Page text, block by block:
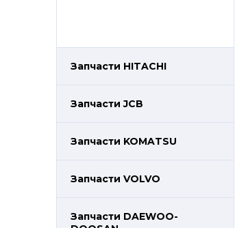
Запчасти HITACHI
Запчасти JCB
Запчасти KOMATSU
Запчасти VOLVO
Запчасти DAEWOO-